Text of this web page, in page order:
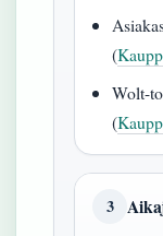
(
Wolt-
(
3